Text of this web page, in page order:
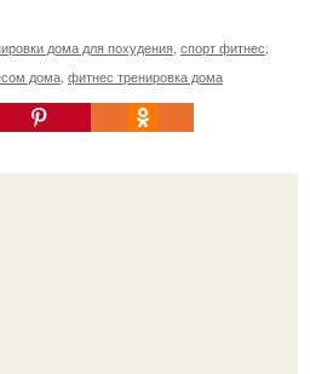
дома для похудения спорт фитнес
дома фитнес тренировка дома